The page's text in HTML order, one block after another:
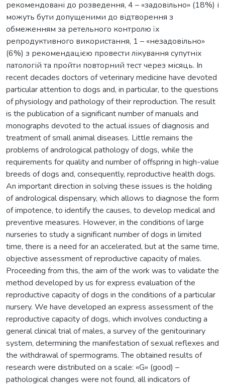
рекомендовані до розведення, 4 – «задовільно» (18%) і
можуть бути допущеними до відтворення з
обмеженням за ретельного контролю їх
репродуктивного використання, 1 – «незадовільно»
(6%) з рекомендацією провести лікування супутніх
патологій та пройти повторний тест через місяць. In
recent decades doctors of veterinary medicine have devoted
particular attention to dogs and, in particular, to the questions
of physiology and pathology of their reproduction. The result
is the publication of a significant number of manuals and
monographs devoted to the actual issues of diagnosis and
treatment of small animal diseases. Little remains the
problems of andrological pathology of dogs, while the
requirements for quality and number of offspring in high-value
breeds of dogs and, consequently, reproductive health dogs.
An important direction in solving these issues is the holding
of andrological dispensary, which allows to diagnose the form
of impotence, to identify the causes, to develop medical and
preventive measures. However, in the conditions of large
nurseries to study a significant number of dogs in limited
time, there is a need for an accelerated, but at the same time,
objective assessment of reproductive capacity of males.
Proceeding from this, the aim of the work was to validate the
method developed by us for express evaluation of the
reproductive capacity of dogs in the conditions of a particular
nursery. We have developed an express assessment of the
reproductive capacity of dogs, which involves conducting a
general clinical trial of males, a survey of the genitourinary
system, determining the manifestation of sexual reflexes and
the withdrawal of spermograms. The obtained results of
research were distributed on a scale: «G» (good) –
pathological changes were not found, all indicators of